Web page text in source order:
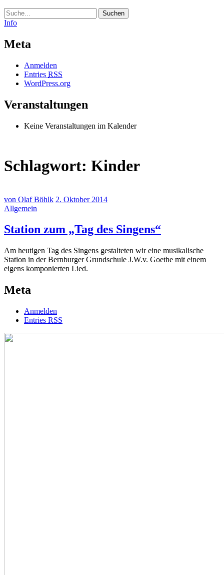
Suche
Info
Meta
Anmelden
Entries RSS
WordPress.org
Veranstaltungen
Keine Veranstaltungen im Kalender
Schlagwort: Kinder
von Olaf Böhlk 2. Oktober 2014
Allgemein
Station zum „Tag des Singens“
Am heutigen Tag des Singens gestalteten wir eine musikalische
Station in der Bernburger Grundschule J.W.v. Goethe mit einem
eigens komponierten Lied.
Meta
Anmelden
Entries RSS